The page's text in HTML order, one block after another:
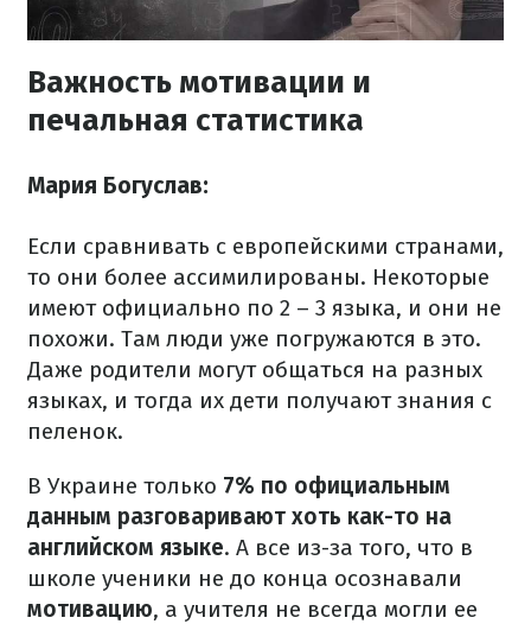
Важность мотивации и
печальная статистика
Мария Богуслав:
Если сравнивать с европейскими странами,
то они более ассимилированы. Некоторые
имеют официально по 2 – 3 языка, и они не
похожи. Там люди уже погружаются в это.
Даже родители могут общаться на разных
языках, и тогда их дети получают знания с
пеленок.
В Украине только 7% по официальным
данным разговаривают хоть как-то на
английском языке. А все из-за того, что в
школе ученики не до конца осознавали
мотивацию, а учителя не всегда могли ее